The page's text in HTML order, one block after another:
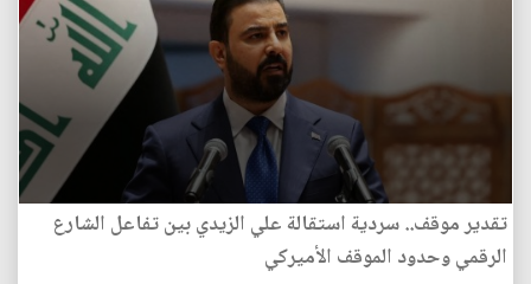
تقدير موقف.. سردية استقالة علي الزيدي بين تفاعل الشارع
الرقمي وحدود الموقف الأميركي